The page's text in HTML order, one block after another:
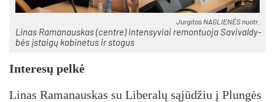
Jur­gi­tos NAG­LIE­NĖS nuo­tr.
Li­nas Ra­ma­naus­kas (cent­re) in­ten­sy­viai re­mon­tuo­ja Sa­vi­val­dy­
bės įstai­gų ka­bi­ne­tus ir sto­gus
In­te­re­sų pel­kė
Li­nas Ra­ma­naus­kas su Li­be­ra­lų są­jū­džiu į Plun­gės